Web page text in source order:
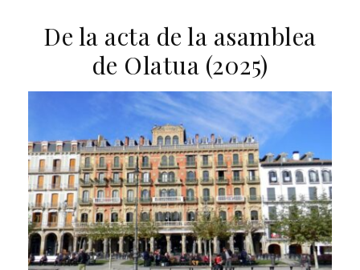
De la acta de la asamblea
de Olatua (2025)